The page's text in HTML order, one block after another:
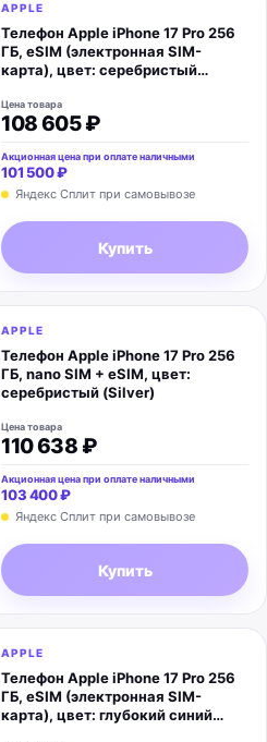
APPLE
Телефон Apple iPhone 17 Pro 256
ГБ, eSIM (электронная SIM-
карта), цвет: серебристый
Цена товара
108 605 ₽
Акционная цена при оплате наличными
101 500 ₽
Яндекс Сплит при самовывозе
Купить
APPLE
Телефон Apple iPhone 17 Pro 256
ГБ, nano SIM + eSIM, цвет:
серебристый (Silver)
Цена товара
110 638 ₽
Акционная цена при оплате наличными
103 400 ₽
Яндекс Сплит при самовывозе
Купить
APPLE
Телефон Apple iPhone 17 Pro 256
ГБ, eSIM (электронная SIM-
карта), цвет: глубокий синий